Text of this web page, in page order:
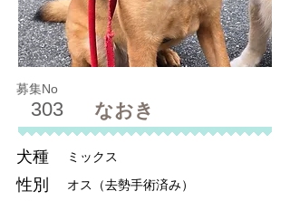
募集No
303 なおき
犬種 ミックス
性別 オス（去勢手術済み）